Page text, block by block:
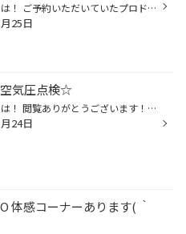
こんにちは！ ご予約いただいていたプロドライブが入荷してきたので ホイールコーティングを施工いたしました！ GC-05Nになります！ ブリティッシュパールレッドでカタログで見るものよりも 深みがあり、品がある仕上がりとなっています！ もちろん、鍛造商品なりますので 軽いですよ( ｀ー´)ノ ま...
25日
気圧点検☆
こんにちは！ 閲覧ありがとうございます！！ 本日は空気圧点検のご案内でございます( ｀ー´)ノ タイヤ館では空気圧点検を無料で 行っていますので、お出かけの際や近くを通りかかった際は ご利用ください！！ 通常の空気・・・1か月に1回 窒素を充填・・・3か月に1回 が点検目安です( ｀ー´)ノ 宜し...
24日
体感コーナーあります( ｀